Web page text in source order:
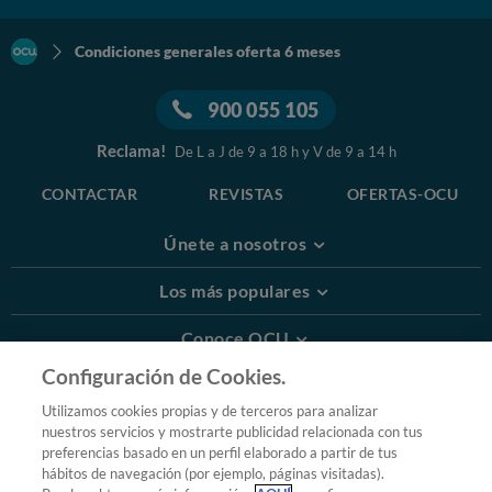
Condiciones generales oferta 6 meses
900 055 105
Reclama! De L a J de 9 a 18 h y V de 9 a 14 h
CONTACTAR REVISTAS OFERTAS-OCU
Únete a nosotros
Los más populares
Conoce OCU
Más Información
© 2026 OCU
Condiciones generales de contratación de OCU
Configuración de Cookies.
Utilizamos cookies propias y de terceros para analizar
nuestros servicios y mostrarte publicidad relacionada con tus
preferencias basado en un perfil elaborado a partir de tus
hábitos de navegación (por ejemplo, páginas visitadas).